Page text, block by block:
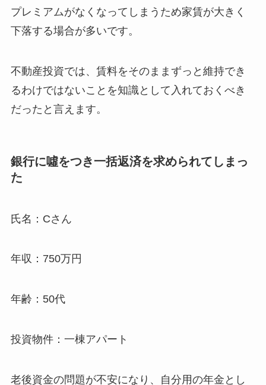
プレミアムがなくなってしまうため家賃が大きく
下落する場合が多いです。
不動産投資では、賃料をそのままずっと維持でき
るわけではないことを知識として入れておくべき
だったと言えます。
銀行に噓をつき一括返済を求められてしまっ
た
氏名：Cさん
年収：750万円
年齢：50代
投資物件：一棟アパート
老後資金の問題が不安になり、自分用の年金とし